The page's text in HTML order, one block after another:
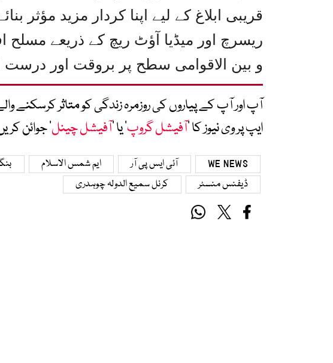
قریبی ابلاغ کے لیے اپنا کردار مزید مؤثر
ریسرچ اور میڈیا آؤٹ ریچ کے ذریعے مسلح
و بین الاقوامی سطح پر بروقت اور درست
آپ اور آپ کے پیاروں کی روزمرہ زندگی کو متاثر
ایپ پر وی نیوز کا ’آفیشل گروپ‘ یا ’آفیشل چینل‘ جوائن
WE NEWS آئی ایس پی آر ایم شمس الاسلام
ڈیفنس منسٹر
کرنل سمیع الدولہ چوہدری